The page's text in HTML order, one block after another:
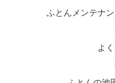
ふとんメンテナ
よ